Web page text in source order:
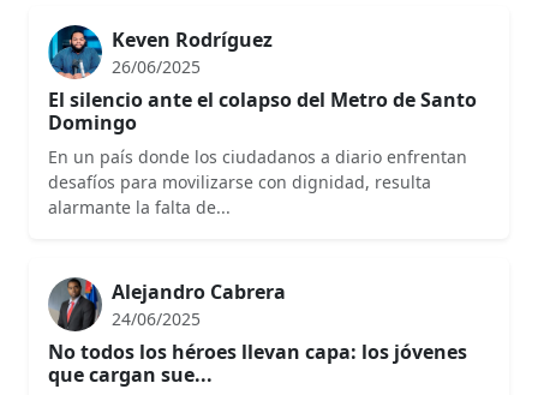
Keven Rodríguez
26/06/2025
El silencio ante el colapso del Metro de Santo
Domingo
En un país donde los ciudadanos a diario enfrentan
desafíos para movilizarse con dignidad, resulta
alarmante la falta de...
Alejandro Cabrera
24/06/2025
No todos los héroes llevan capa: los jóvenes
que cargan sue...